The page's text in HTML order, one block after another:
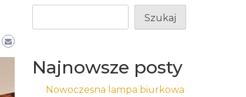
Szukaj
Najnowsze posty
Nowoczesna lampa biurkowa